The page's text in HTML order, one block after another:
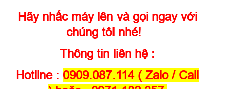
Hãy nhấc máy lên và gọi ngay với
chúng tôi nhé!
Thông tin liên hệ :
Hotline : 0909.087.114 ( Zalo / Call